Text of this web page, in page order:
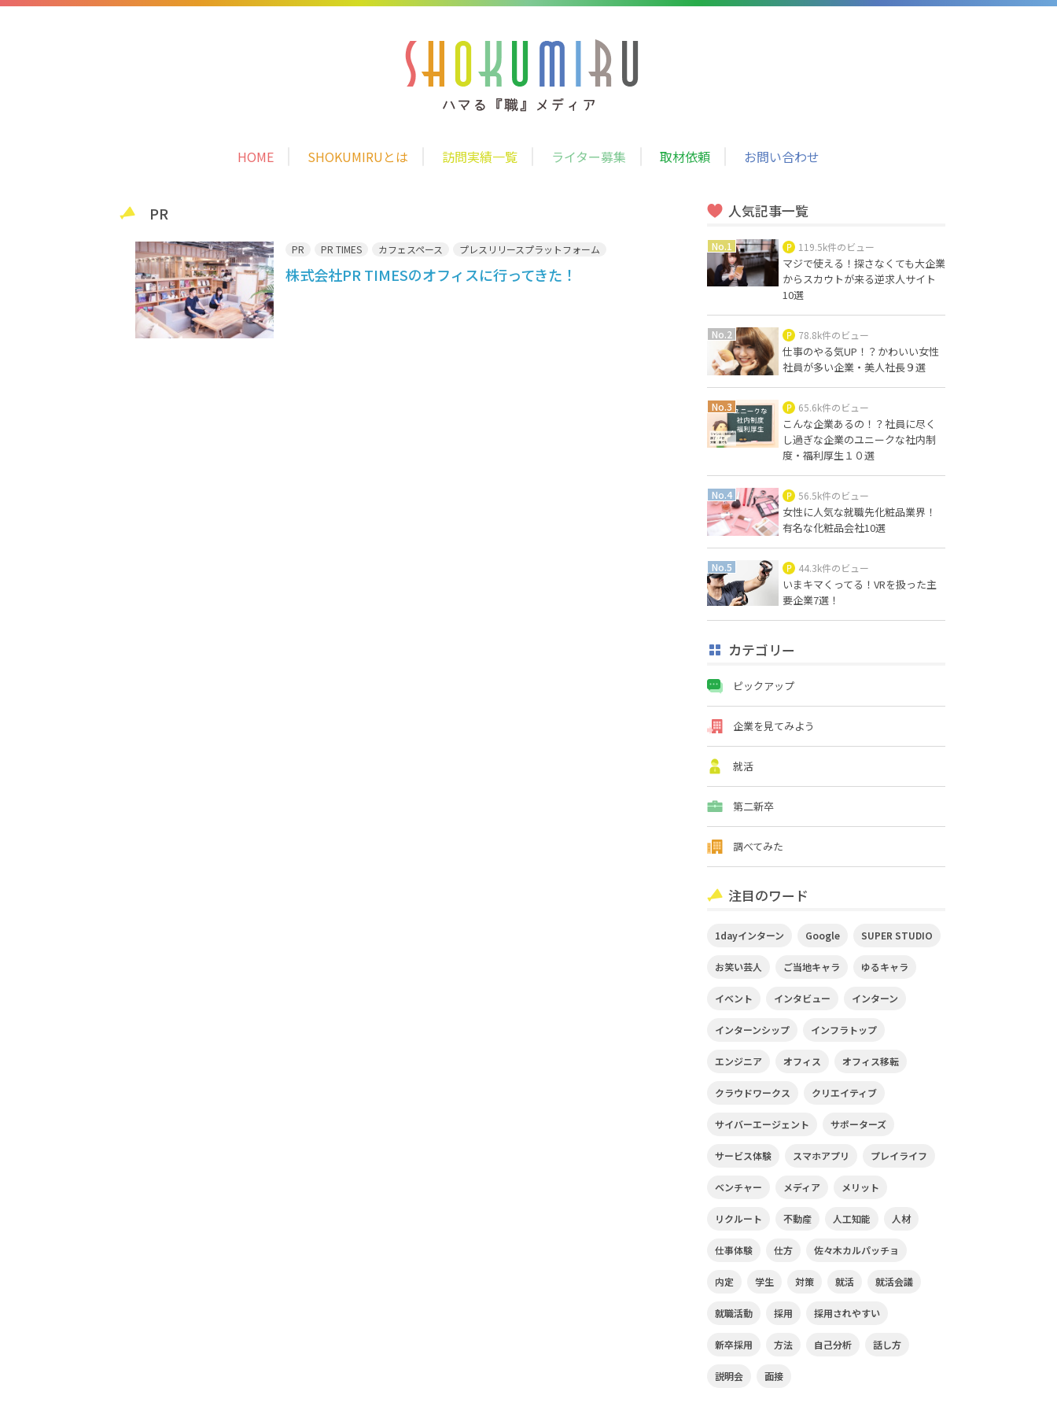
HOME SHOKUMIRUとは 訪問実績一覧 ライター募集 取材依頼 お問い合わせ
PR
PR PR TIMES カフェスペース プレスリリースプラットフォーム
株式会社PR TIMESのオフィスに行ってきた！
人気記事一覧
119.5k件のビュー
マジで使える！探さなくても大企業
からスカウトが来る逆求人サイト
10選
78.8k件のビュー
仕事のやる気UP！？かわいい女性
社員が多い企業・美人社長９選
65.6k件のビュー
こんな企業あるの！？社員に尽く
し過ぎな企業のユニークな社内制
度・福利厚生１０選
56.5k件のビュー
女性に人気な就職先化粧品業界！
有名な化粧品会社10選
44.3k件のビュー
いまキマくってる！VRを扱った主
要企業7選！
カテゴリー
ピックアップ
企業を見てみよう
就活
第二新卒
調べてみた
注目のワード
1dayインターン Google SUPER STUDIO
お笑い芸人 ご当地キャラ ゆるキャラ
イベント インタビュー インターン
インターンシップ インフラトップ
エンジニア オフィス オフィス移転
クラウドワークス クリエイティブ
サイバーエージェント サポーターズ
サービス体験 スマホアプリ プレイライフ
ベンチャー メディア メリット
リクルート 不動産 人工知能 人材
仕事体験 仕方 佐々木カルパッチョ
内定 学生 対策 就活 就活会議
就職活動 採用 採用されやすい
新卒採用 方法 自己分析 話し方
説明会 面接